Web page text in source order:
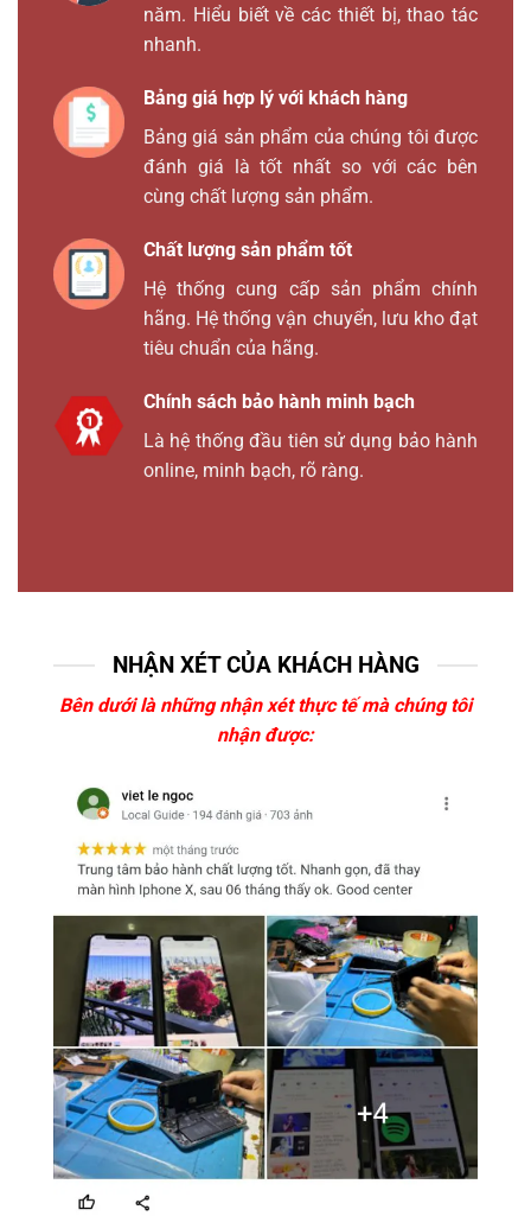
năm. Hiểu biết về các thiết bị, thao tác
nhanh.
Bảng giá hợp lý với khách hàng
Bảng giá sản phẩm của chúng tôi được
đánh giá là tốt nhất so với các bên
cùng chất lượng sản phẩm.
Chất lượng sản phẩm tốt
Hệ thống cung cấp sản phẩm chính
hãng. Hệ thống vận chuyển, lưu kho đạt
tiêu chuẩn của hãng.
Chính sách bảo hành minh bạch
Là hệ thống đầu tiên sử dụng bảo hành
online, minh bạch, rõ ràng.
NHẬN XÉT CỦA KHÁCH HÀNG
Bên dưới là những nhận xét thực tế mà chúng tôi
nhận được: